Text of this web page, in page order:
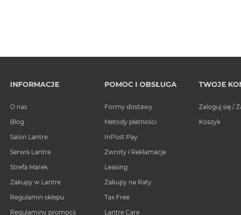
Air
RAM
MacBook
Air
16GB
Air
24GB
RAM
INFORMACJE
O nas
Blog
Salon Lantre
Serwis Lantre
Strefa Marek
Zakupy w Lantre
Regulamin sklepu
Regulaminy promocji
POMOC I OBSŁUGA
Formy dostawy
Metody płatności
InPost Pay
Zwroty i Reklamacje
Leasing
Zakupy na Raty
Tax Free
Lantre Care
TWOJE
Zaloguj się /
Koszyk